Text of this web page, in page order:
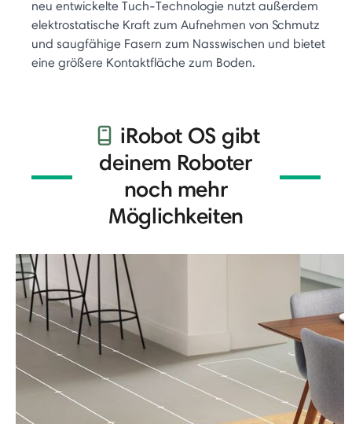
neu entwickelte Tuch-Technologie nutzt außerdem
elektrostatische Kraft zum Aufnehmen von Schmutz
und saugfähige Fasern zum Nasswischen und bietet
eine größere Kontaktfläche zum Boden.
iRobot OS gibt
deinem Roboter
noch mehr
Möglichkeiten